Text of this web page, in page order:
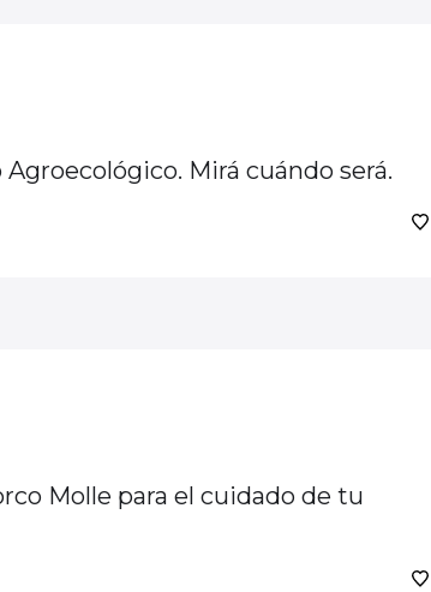
Mirá cuándo será.
Molle para el cuidado de tu